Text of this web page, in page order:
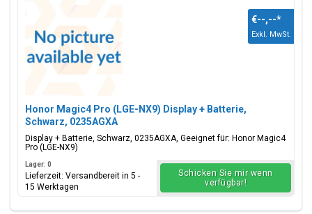
Honor Magic4 Pro (LGE-NX9) Display + Batterie,
Schwarz, 0235AGXA
Display + Batterie, Schwarz, 0235AGXA, Geeignet für: Honor Magic4
Pro (LGE-NX9)
€--,--*
Exkl. MwSt.
Lager: 0
Lieferzeit: Versandbereit in 5 -
15 Werktagen
Schicken Sie mir wenn
verfügbar!